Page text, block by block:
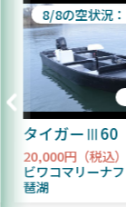
タイガーⅢ60
20,000円（税込
ビワコマリーナ
琶湖
8/8の空状況